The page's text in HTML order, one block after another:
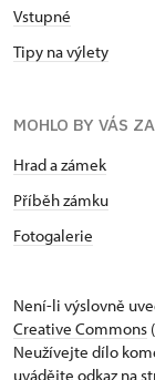
Vstupné
Tipy na výlety
MOHLO BY VÁS
Hrad a zámek
Příběh zámku
Fotogalerie
Není-li výslovně
Creative Commons
Neužívejte dílo
uvádějte odkaz na